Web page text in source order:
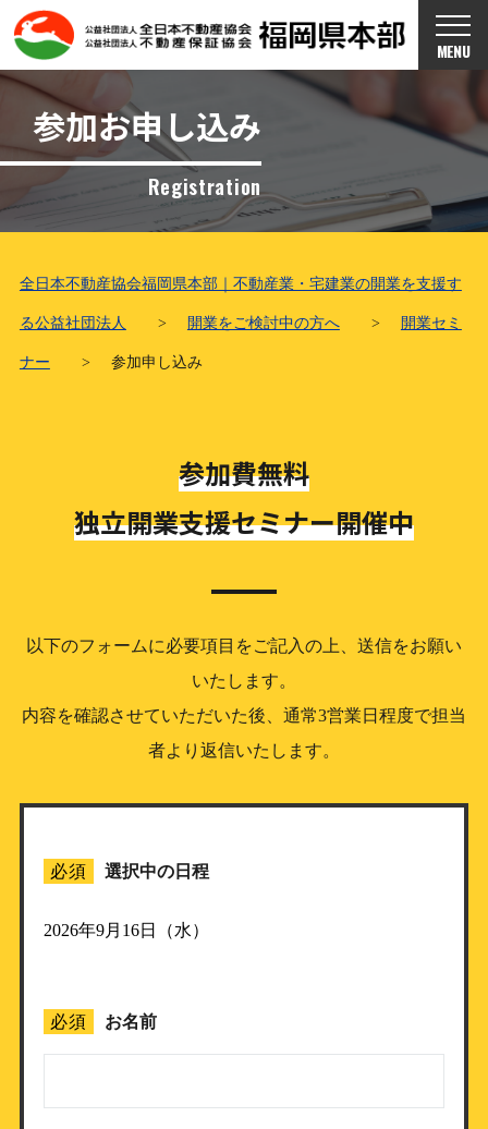
MENU
参加お申し込み
Registration
全日本不動産協会福岡県本部｜不動産業・宅建業の開業を支援す
る公益社団法人 > 開業をご検討中の方へ > 開業セミ
ナー > 参加申し込み
参加費無料
独立開業支援セミナー開催中
以下のフォームに必要項目をご記入の上、送信をお願い
いたします。
内容を確認させていただいた後、通常3営業日程度で担当
者より返信いたします。
必須 選択中の日程
必須 お名前